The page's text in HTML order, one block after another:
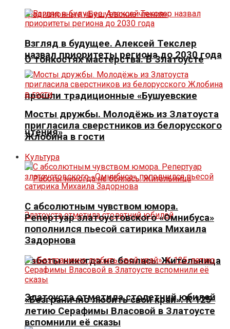
О тонкостях мастерства. В Златоусте
прошли традиционные «Бушуевские
чтения»
Работы никогда не боялась. Жительница
Златоуста отметила столетний юбилей
Взгляд в будущее. Алексей Текслер
назвал приоритеты региона до 2030 года
Мосты дружбы. Молодёжь из Златоуста
пригласила сверстников из белорусского
Жлобина в гости
Культура
С абсолютным чувством юмора.
Репертуар златоустовского «Омнибуса»
пополнился пьесой сатирика Михаила
Задорнова
«Безгранично любить свой край». К 125-
летию Серафимы Власовой в Златоусте
вспомнили её сказы